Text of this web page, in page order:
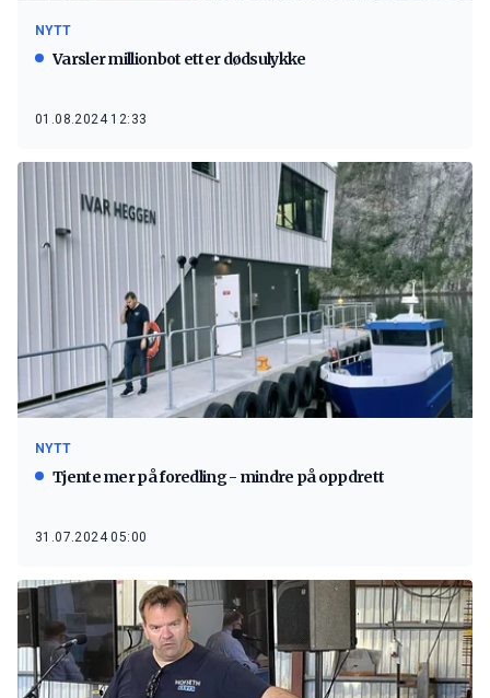
NYTT
Varsler millionbot etter dødsulykke
01.08.2024 12:33
NYTT
Tjente mer på foredling - mindre på oppdrett
31.07.2024 05:00